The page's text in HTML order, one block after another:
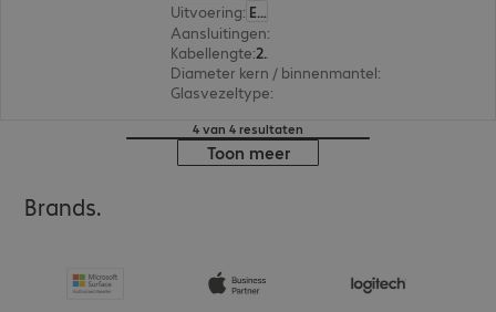
Uitvoering: Europa
Aansluitingen:
Kabellengte: 2 m
Diameter kern / binnenmantel:
Glasvezeltype:
4 van 4 resultaten
Toon meer
Brands.